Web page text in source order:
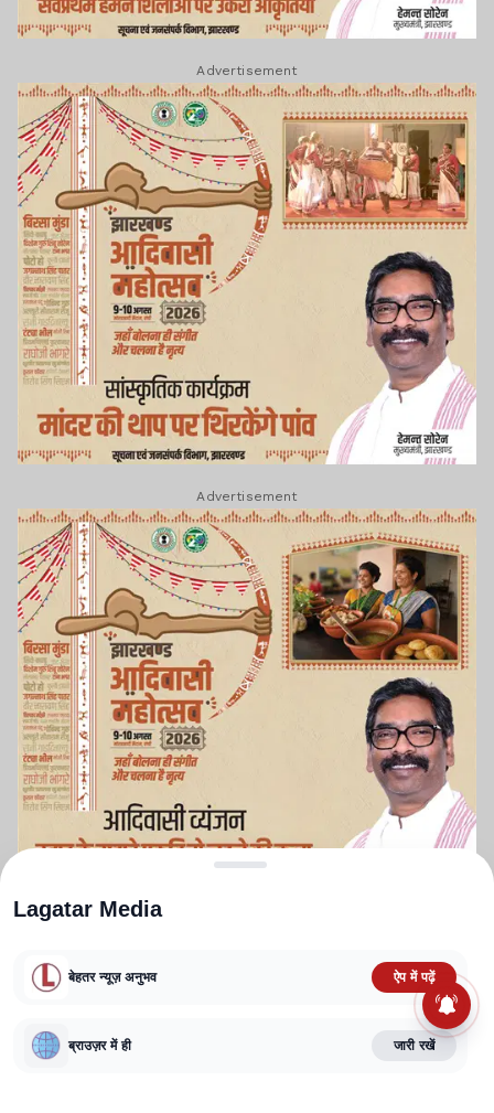
Advertisement
Advertisement
TERMS AND CONDITIONS
CORRECTIONS POLICY
FACT CHECKING POLICY
Lagatar Media
बेहतर न्यूज़ अनुभव ऐप में पढ़ें
ब्राउज़र में ही जारी रखें